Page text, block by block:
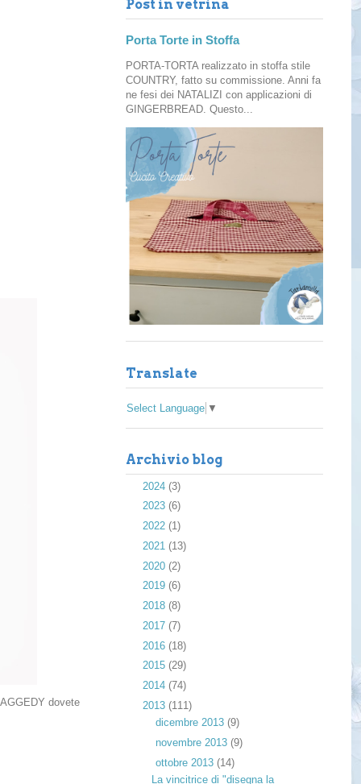
dovete
Post in vetrina
Porta Torte in Stoffa
PORTA-TORTA realizzato in stoffa stile
COUNTRY, fatto su commissione. Anni fa
ne fesi dei NATALIZI con applicazioni di
GINGERBREAD. Questo...
Translate
Select Language ▼
Archivio blog
2024 (3)
2023 (6)
2022 (1)
2021 (13)
2020 (2)
2019 (6)
2018 (8)
2017 (7)
2016 (18)
2015 (29)
2014 (74)
2013 (111)
dicembre 2013 (9)
novembre 2013 (9)
ottobre 2013 (14)
La vincitrice di "disegna la